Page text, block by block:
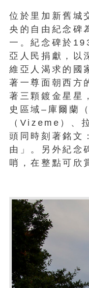
位於里加新舊城
央的自由紀念碑
一。紀念碑於
亞人民捐獻，以
維亞人渴求的國
著一尊面朝西方
著三顆鍍金星星
史區域–庫爾蘭
（Vizeme）、
頭同時刻著銘文
由」。另外紀念
哨，在整點可欣